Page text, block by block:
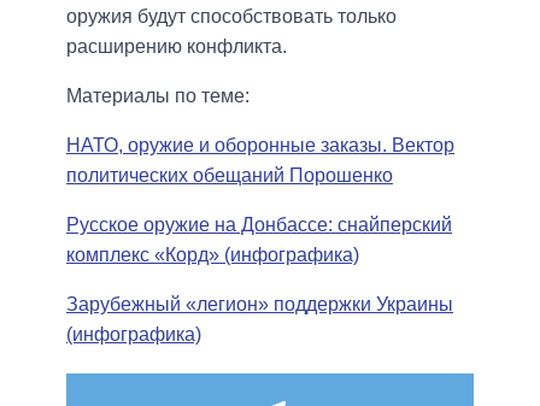
оружия будут способствовать только
расширению конфликта.
Материалы по теме:
НАТО, оружие и оборонные заказы. Вектор
политических обещаний Порошенко
Русское оружие на Донбассе: снайперский
комплекс «Корд» (инфографика)
Зарубежный «легион» поддержки Украины
(инфографика)